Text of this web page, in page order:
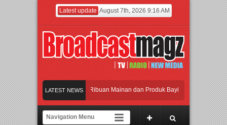
Latest update August 7th, 2026 9:16 AM
LATEST NEWS
Jakarta dengan Ribuan Mainan dan Produk Bayi dari Seluruh Dunia,
Gerbang Inovasi dan Peluang Bisnis Industri Gifts dan Housewares Asia